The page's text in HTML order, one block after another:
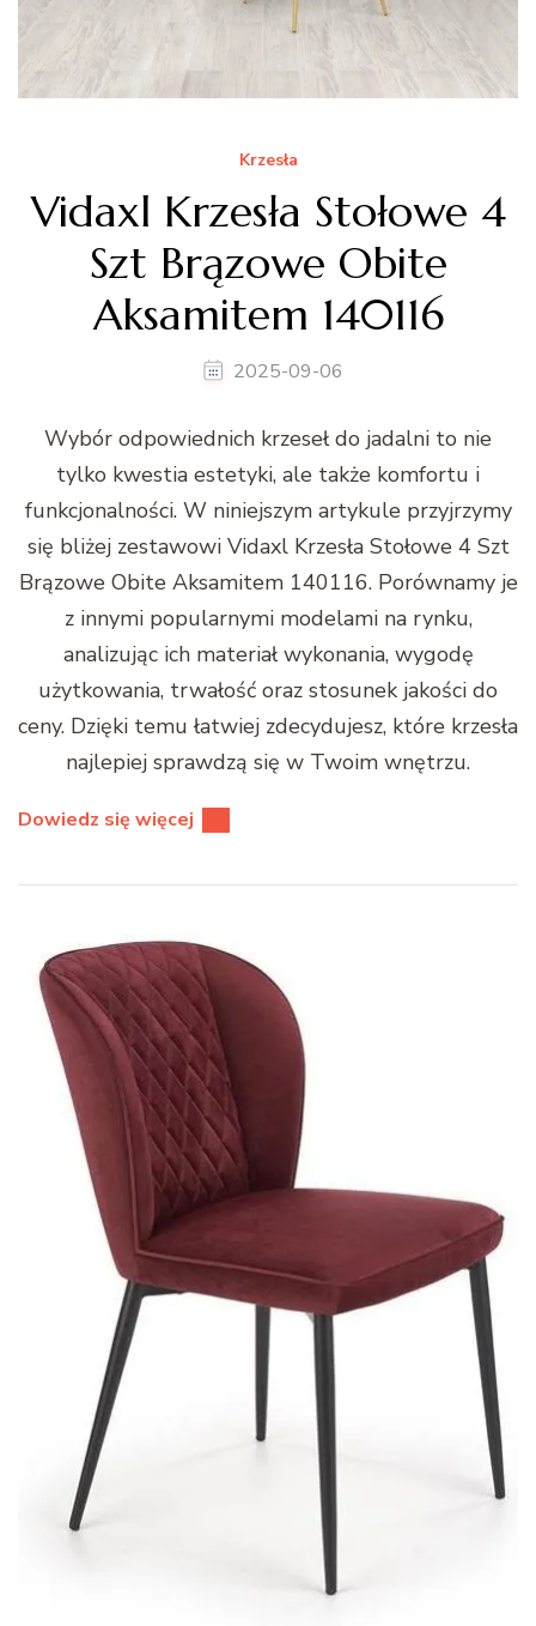
Krzesła
Vidaxl Krzesła Stołowe 4
Szt Brązowe Obite
Aksamitem 140116
2025-09-06
Wybór odpowiednich krzeseł do jadalni to nie
tylko kwestia estetyki, ale także komfortu i
funkcjonalności. W niniejszym artykule przyjrzymy
się bliżej zestawowi Vidaxl Krzesła Stołowe 4 Szt
Brązowe Obite Aksamitem 140116. Porównamy je
z innymi popularnymi modelami na rynku,
analizując ich materiał wykonania, wygodę
użytkowania, trwałość oraz stosunek jakości do
ceny. Dzięki temu łatwiej zdecydujesz, które krzesła
najlepiej sprawdzą się w Twoim wnętrzu.
Dowiedz się więcej